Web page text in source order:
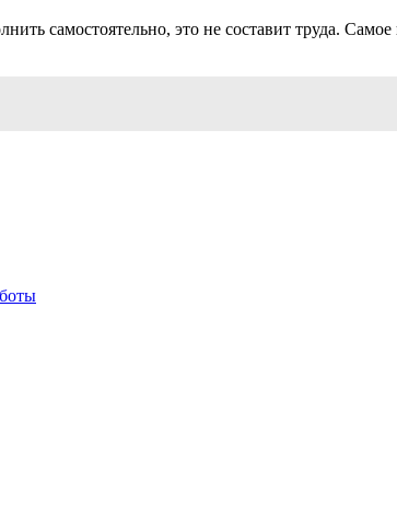
самостоятельно, это не составит труда.